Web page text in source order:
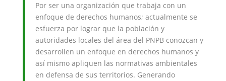
Por ser una organización que trabaja con un
enfoque de derechos humanos; actualmente se
esfuerza por lograr que la población y
autoridades locales del área del PNPB conozcan y
desarrollen un enfoque en derechos humanos y
así mismo apliquen las normativas ambientales
en defensa de sus territorios. Generando